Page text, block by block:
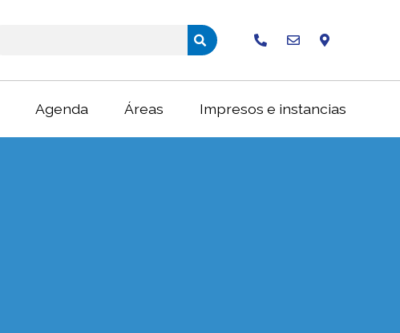
Agenda Áreas Impresos e instancias